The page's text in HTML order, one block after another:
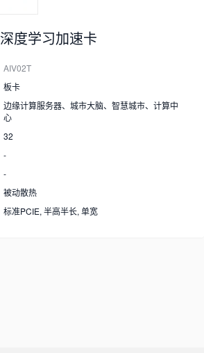
深度学习加速卡
AIV02T
板卡
边缘计算服务器、城市大脑、智慧城市、计算中
心
32
-
-
被动散热
标准PCIE, 半高半长, 单宽